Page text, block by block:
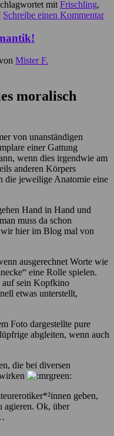
mit Frischling,
Schreibe einen Kommentar
Mister F.
moralisch
von unanständigen
einer Gattung
wenn dies irgendwie am
anderen Körpers
die jeweilige Anatomie eine
Hand in Hand und
muss da schon
wir hier im Blog mal von
ausgerechnet Worte wie
eine Rolle spielen.
auf sein Kopfkino
etwas unterstellt,
Foto dargestellte pure
abgleiten, wenn auch
die bei diversen
geben,
agieren. Ok, über